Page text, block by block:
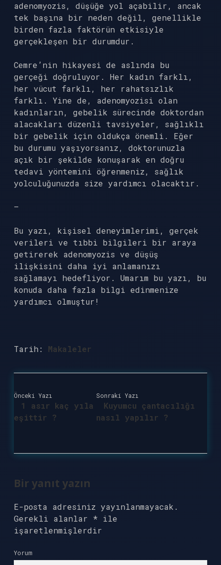
adenomyozis, düşüğe yol açabilir, ancak
tek başına bir neden değil, genellikle
birden fazla faktörün etkisiyle
gerçekleşen bir durumdur.
Cemre’nin hikayesi de aslında bu
gerçeği doğruluyor. Her kadın farklı,
her vücut farklı, her rahatsızlık
farklı. Yine de, adenomyozisi olan
kadınların, gebelik sürecinde doktordan
alacakları düzenli tavsiyeler, sağlıklı
bir gebelik için oldukça önemli. Eğer
bu durumu yaşıyorsanız, doktorunuzla
açık bir şekilde konuşarak en doğru
tedavi yöntemini öğrenmeniz, sağlık
yolculuğunuzda size yardımcı olacaktır.
—
Bu yazı, kişisel deneyimlerimi, gerçek
verileri ve tıbbi bilgileri bir araya
getirerek adenomyozis ve düşüş
ilişkisini daha iyi anlamanızı
sağlamayı hedefliyor. Umarım bu yazı, bu
konuda daha fazla bilgi edinmenize
yardımcı olmuştur!
Tarih: Makaleler
Önceki Yazı
1 asır kaç yıla
eşittir ?
Sonraki Yazı
Kuyumcu çantacılığı
nasıl yapılır ?
Bir yanıt yazın
E-posta adresiniz yayınlanmayacak.
Gerekli alanlar * ile
işaretlenmişlerdir
Yorum